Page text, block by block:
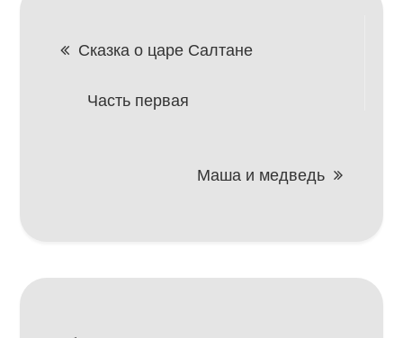
Навигация
Сказка о царе Салтане
Часть первая
Маша и медведь